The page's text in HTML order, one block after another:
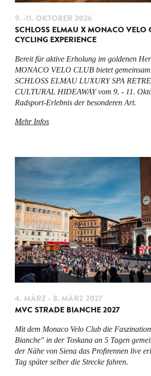
9. -11. OKTOBER 2026
SCHLOSS ELMAU X MONACO VELO
CYCLING EXPERIENCE
Bereit für aktive Erholung im goldenen
MONACO VELO CLUB bietet
SCHLOSS ELMAU LUXURY SPA
CULTURAL HIDEAWAY vom 9. - 11.
Radsport-Erlebnis der besonderen Art.
Mehr Infos
4. MÄRZ - 8. MÄRZ 2027
MVC STRADE BIANCHE 2027
Mit dem Monaco Velo Club die
Bianche" in der Toskana an 5 Tagen
der Nähe von Siena das Profirennen live
Tag später selber die Strecke fahren.